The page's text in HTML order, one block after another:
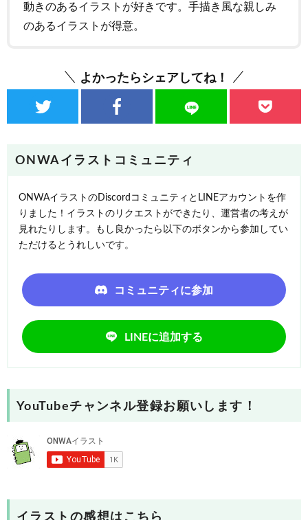
動きのあるイラストが好きです。手描き風な親しみ
のあるイラストが得意。
よかったらシェアしてね！
ONWAイラストコミュニティ
ONWAイラストのDiscordコミュニティとLINEアカウントを作
りました！イラストのリクエストができたり、運営者の考えが
見れたりします。もし良かったら以下のボタンから参加してい
ただけるとうれしいです。
コミュニティに参加
LINEに追加する
YouTubeチャンネル登録お願いします！
イラストの感想はこちら